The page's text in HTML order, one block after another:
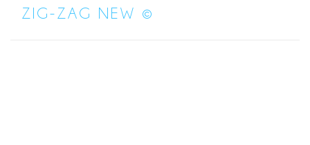
ZIG-ZAG NEW ©